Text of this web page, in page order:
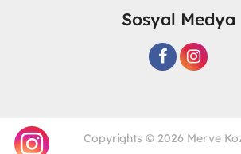
Sosyal Medya
Copyrights © 2026 Merve